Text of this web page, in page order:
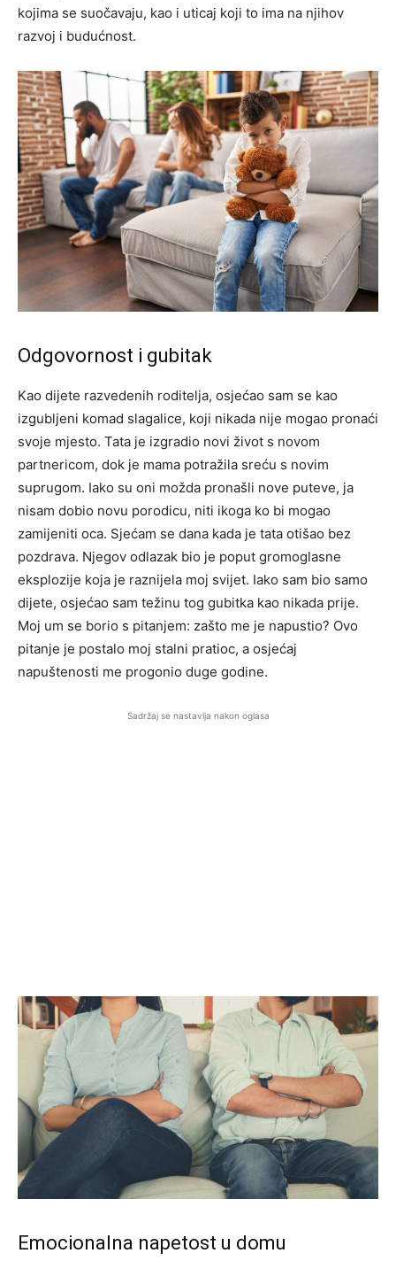
kojima se suočavaju, kao i uticaj koji to ima na njihov
razvoj i budućnost.
Odgovornost i gubitak
Kao dijete razvedenih roditelja, osjećao sam se kao
izgubljeni komad slagalice, koji nikada nije mogao pronaći
svoje mjesto. Tata je izgradio novi život s novom
partnericom, dok je mama potražila sreću s novim
suprugom. Iako su oni možda pronašli nove puteve, ja
nisam dobio novu porodicu, niti ikoga ko bi mogao
zamijeniti oca. Sjećam se dana kada je tata otišao bez
pozdrava. Njegov odlazak bio je poput gromoglasne
eksplozije koja je raznijela moj svijet. Iako sam bio samo
dijete, osjećao sam težinu tog gubitka kao nikada prije.
Moj um se borio s pitanjem: zašto me je napustio? Ovo
pitanje je postalo moj stalni pratioc, a osjećaj
napuštenosti me progonio duge godine.
Sadržaj se nastavlja nakon oglasa
Emocionalna napetost u domu